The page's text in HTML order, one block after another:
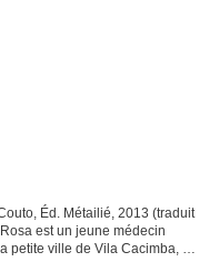
Éd. Métailié, 2013 (traduit
est un jeune médecin
ville de Vila Cacimba, à